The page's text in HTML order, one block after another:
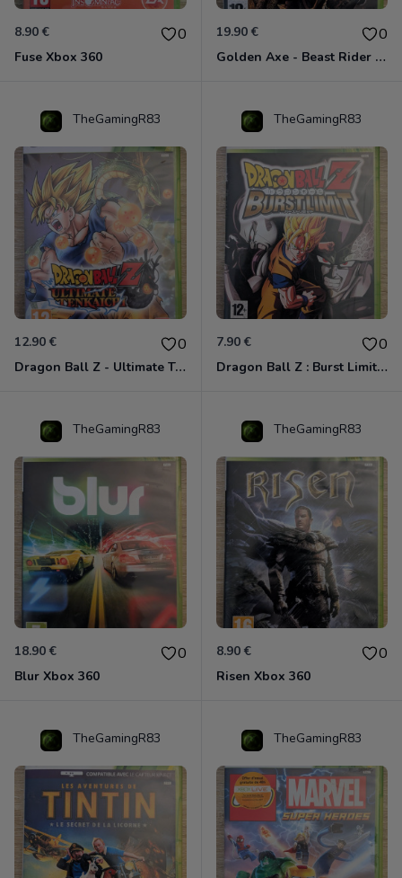
8.90 € 0
Fuse Xbox 360
19.90 € 0
Golden Axe - Beast Rider Xbox 360
TheGamingR83
12.90 € 0
Dragon Ball Z - Ultimate Tenkaichi Xbox 360
TheGamingR83
7.90 € 0
Dragon Ball Z : Burst Limit Xbox 360
TheGamingR83
18.90 € 0
Blur Xbox 360
TheGamingR83
8.90 € 0
Risen Xbox 360
TheGamingR83 TheGamingR83